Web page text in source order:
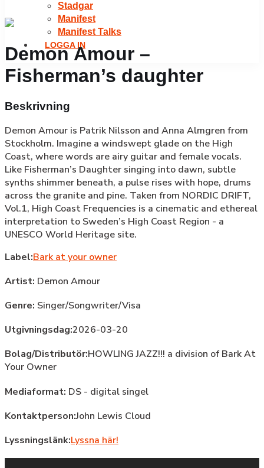
Stadgar
Manifest
Manifest Talks
LOGGA IN
Demon Amour –
Fisherman’s daughter
Beskrivning
Demon Amour is Patrik Nilsson and Anna Almgren from
Stockholm. Imagine a windswept glade on the High
Coast, where words are airy guitar and female vocals.
Like Fisherman’s Daughter singing into dawn, subtle
synths shimmer beneath, a pulse rises with hope, drums
across the granite and pine. Taken from NORDIC DRIFT,
Vol.1, High Coast Frequencies is a cinematic and ethereal
interpretation to Sweden’s High Coast Region - a
UNESCO World Heritage site.
Label:Bark at your owner
Artist: Demon Amour
Genre: Singer/Songwriter/Visa
Utgivningsdag:2026-03-20
Bolag/Distributör:HOWLING JAZZ!!! a division of Bark At
Your Owner
Mediaformat: DS - digital singel
Kontaktperson:John Lewis Cloud
Lyssningslänk:Lyssna här!